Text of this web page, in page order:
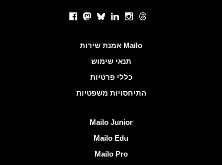
Facebook
Mastodon
BlueskyLinkedInInstagram
Threads
אמנת שירות Mailo
תנאי שימוש
כללי פרטיות
התיחסויות משפטיות
Mailo Junior
Mailo Edu
Mailo Pro